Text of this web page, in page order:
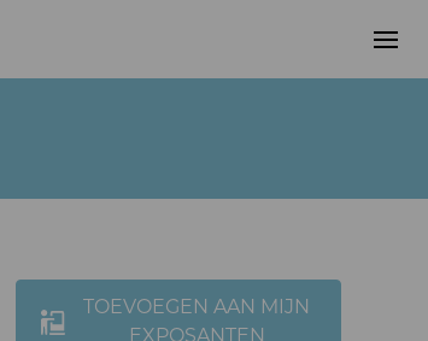
TOEVOEGEN AAN MIJN
EXPOSANTEN